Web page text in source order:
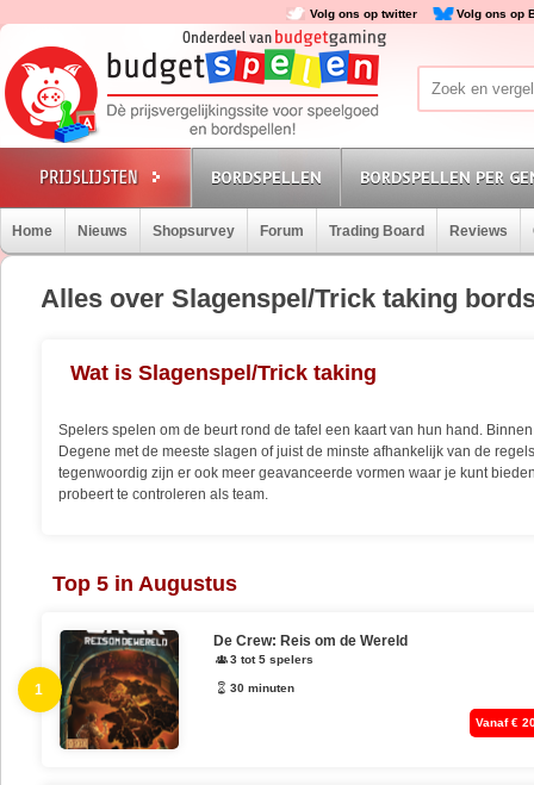
Volg ons op twitter Volg ons op
BORDSPELLEN BORDSPELLEN PER
Home Nieuws Shopsurvey Forum Trading Board Reviews
Alles over Slagenspel/Trick taking
Wat is Slagenspel/Trick taking
Spelers spelen om de beurt rond de tafel een kaart van hun hand. Binnen
Degene met de meeste slagen of juist de minste afhankelijk van de
tegenwoordig zijn er ook meer geavanceerde vormen waar je kunt
probeert te controleren als team.
Top 5 in Augustus
1
De Crew: Reis om de Wereld
3 tot 5 spelers
30 minuten
Vanaf €